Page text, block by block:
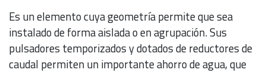
Es un elemento cuya geometría permite que sea
instalado de forma aislada o en agrupación. Sus
pulsadores temporizados y dotados de reductores de
caudal permiten un importante ahorro de agua, que